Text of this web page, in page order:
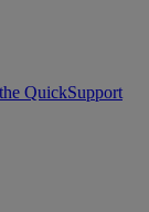
QuickSupport